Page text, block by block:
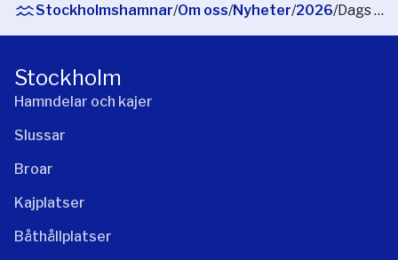
Stockholmshamnar/Om oss/Nyheter/2026/ Dags att köpa säsongskort till Hammarbyslussen
Stockholm
Hamndelar och kajer
Slussar
Broar
Kajplatser
Båthållplatser